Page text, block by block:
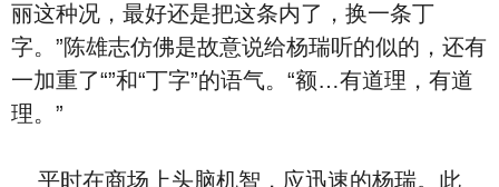
丽这种况，最好还是把这条内了，换一条丁
字。”陈雄志仿佛是故意说给杨瑞听的似的，还有
一加重了“”和“丁字”的语气。“额…有道理，有道
理。”
平时在商场上头脑机智， 应迅速的杨瑞。此